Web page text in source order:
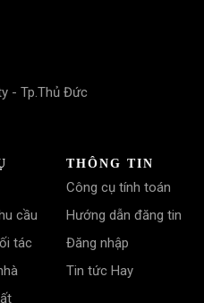
- Tp.Thủ Đức
cầu
tác
THÔNG TIN
Công cụ tính toán
Hướng dẫn đăng tin
Đăng nhập
Tin tức Hay